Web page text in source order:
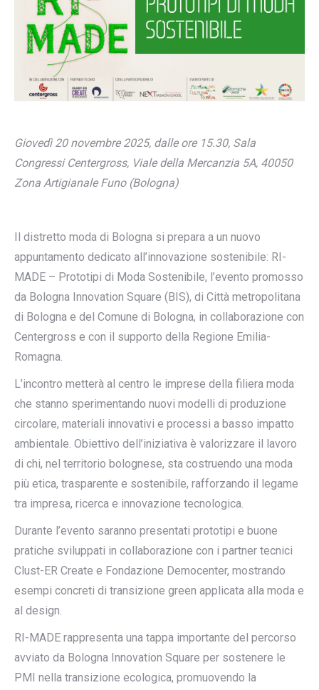
Giovedì 20 novembre 2025, dalle ore 15.30, Sala
Congressi Centergross, Viale della Mercanzia 5A, 40050
Zona Artigianale Funo (Bologna)
Il distretto moda di Bologna si prepara a un nuovo
appuntamento dedicato all’innovazione sostenibile: RI-
MADE – Prototipi di Moda Sostenibile, l’evento promosso
da Bologna Innovation Square (BIS), di Città metropolitana
di Bologna e del Comune di Bologna, in collaborazione con
Centergross e con il supporto della Regione Emilia-
Romagna.
L’incontro metterà al centro le imprese della filiera moda
che stanno sperimentando nuovi modelli di produzione
circolare, materiali innovativi e processi a basso impatto
ambientale. Obiettivo dell’iniziativa è valorizzare il lavoro
di chi, nel territorio bolognese, sta costruendo una moda
più etica, trasparente e sostenibile, rafforzando il legame
tra impresa, ricerca e innovazione tecnologica.
Durante l’evento saranno presentati prototipi e buone
pratiche sviluppati in collaborazione con i partner tecnici
Clust-ER Create e Fondazione Democenter, mostrando
esempi concreti di transizione green applicata alla moda e
al design.
RI-MADE rappresenta una tappa importante del percorso
avviato da Bologna Innovation Square per sostenere le
PMI nella transizione ecologica, promuovendo la